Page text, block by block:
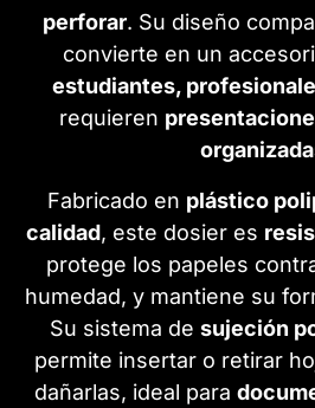
perforar. Su diseño
convierte en un
estudiantes,
requieren
Fabricado en plástico
calidad, este dosier es
protege los papeles
humedad, y mantiene su
Su sistema de sujeción
permite insertar o retirar
dañarlas, ideal para